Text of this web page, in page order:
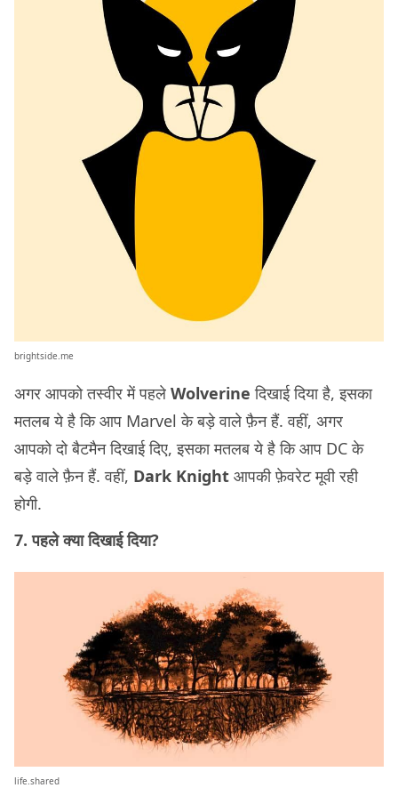
brightside.me
अगर आपको तस्वीर में पहले Wolverine दिखाई दिया है, इसका
मतलब ये है कि आप Marvel के बड़े वाले फ़ैन हैं. वहीं, अगर
आपको दो बैटमैन दिखाई दिए, इसका मतलब ये है कि आप DC के
बड़े वाले फ़ैन हैं. वहीं, Dark Knight आपकी फ़ेवरेट मूवी रही
होगी.
7. पहले क्या दिखाई दिया?
life.shared